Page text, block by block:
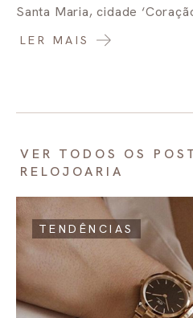
Santa Maria, cidade
LER MAIS
VER TODOS OS
RELOJOARIA
TENDÊNCIAS